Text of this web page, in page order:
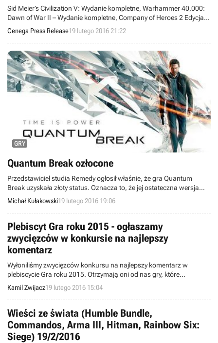
Sid Meier’s Civilization V: Wydanie kompletne, Warhammer 40,000:
Dawn of War II – Wydanie kompletne, Company of Heroes 2 Edycja
Platynowa, Obcy: Izolacja.
Cenega Press Release19 lutego 2016 21:22
GRY
Quantum Break ozłocone
Przedstawiciel studia Remedy ogłosił właśnie, że gra Quantum
Break uzyskała złoty status. Oznacza to, że jej ostateczna wersja
trafiła do tłoczni, gdzie będą przygotowywane egzemplarze, które
trafią do oficjalnej sprzedaży 5 kwietnia. Tytuł zadebiutuje
równocześnie na konsoli Xbox One oraz komputerach PC
wyposażonych w system Windows 10.
Michał Kułakowski19 lutego 2016 19:06
Plebiscyt Gra roku 2015 - ogłaszamy
zwycięzców w konkursie na najlepszy
komentarz
Wyłoniliśmy zwycięzców konkursu na najlepszy komentarz w
plebiscycie Gra roku 2015. Otrzymają oni od nas gry, które
zwyciężyły w dwóch głównych kategoriach, czyli Wiedźmina 3: Dziki
Gon i Mass Effect: Andromeda (po premierze).
Kamil Zwijacz19 lutego 2016 15:04
Wieści ze świata (Humble Bundle,
Commandos, Arma III, Hitman, Rainbow Six:
Siege) 19/2/2016